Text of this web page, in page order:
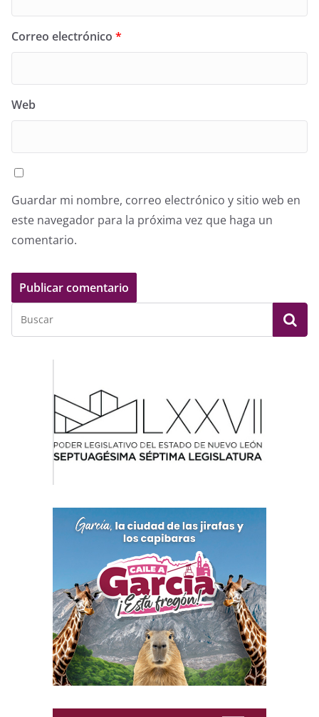
Correo electrónico *
Web
Guardar mi nombre, correo electrónico y sitio web en
este navegador para la próxima vez que haga un
comentario.